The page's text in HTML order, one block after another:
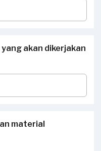
akan dikerjakan
material